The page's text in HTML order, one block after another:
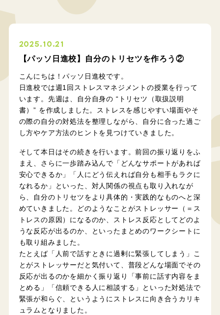
2025.10.21
【パッソ日進校】自分のトリセツを作ろう②
こんにちは！パッソ日進校です。
日進校では週1回ストレスマネジメントの授業を行って
います。先週は、自分自身の “トリセツ（取扱説明
書）” を作成しました。ストレスを感じやすい場面やそ
の際の自分の対処法を整理しながら、自分に合った過ご
し方やケア方法のヒントを見つけていきました。
そして本日はその続きを行います。前回の振り返りをふ
まえ、さらに一歩踏み込んで「どんなサポートがあれば
安心できるか」「人にどう伝えれば自分も相手もラクに
なれるか」といった、対人関係の視点も取り入れなが
ら、自分のトリセツをより具体的・実践的なものへと深
めていきました。どのようなことがストレッサー（＝ス
トレスの原因）になるのか、ストレス反応としてどのよ
うな反応が出るのか、といったまとめのワークシートに
も取り組みました。
たとえば「人前で話すときに過剰に緊張してしまう」こ
とがストレッサーだと気付いて、普段どんな場面でその
反応が出るのかを細かく振り返り「事前に話す内容をま
とめる」「信頼できる人に相談する」といった対処法で
緊張が和らぐ、というようにストレスに向き合うカリキ
ュラムとなりました。